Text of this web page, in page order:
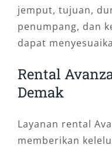
jemput, tujuan,
penumpang, dan
dapat
Rental
Demak
Layanan rental
memberikan